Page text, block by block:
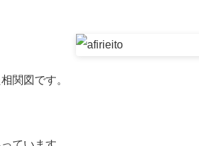
関図です。